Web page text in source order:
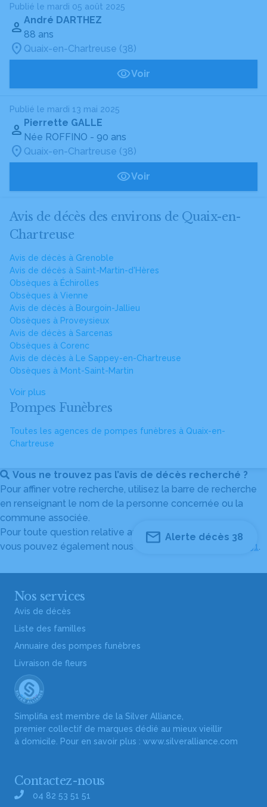
Publié le mardi 05 août 2025
André DARTHEZ
88 ans
Quaix-en-Chartreuse (38)
Voir
Publié le mardi 13 mai 2025
Pierrette GALLE
Née ROFFINO - 90 ans
Quaix-en-Chartreuse (38)
Voir
Avis de décès des environs de Quaix-en-
Chartreuse
Avis de décès à Grenoble
Avis de décès à Saint-Martin-d'Hères
Obsèques à Échirolles
Obsèques à Vienne
Avis de décès à Bourgoin-Jallieu
Obsèques à Proveysieux
Avis de décès à Sarcenas
Obsèques à Corenc
Avis de décès à Le Sappey-en-Chartreuse
Obsèques à Mont-Saint-Martin
Voir plus
Pompes Funèbres
Toutes les agences de pompes funèbres à Quaix-en-
Chartreuse
Vous ne trouvez pas l’avis de décès recherché ?
Pour affiner votre recherche, utilisez la barre de recherche
en renseignant le nom de la personne concernée ou la
commune associée.
Pour toute question relative au fonctionnement du site,
vous pouvez également nous contacter au
04 82 53 51 51.
Alerte décès 38
Nos services
Avis de décès
Liste des familles
Annuaire des pompes funèbres
Livraison de fleurs
Simplifia est membre de la Silver Alliance,
premier collectif de marques dédié au mieux vieillir
à domicile. Pour en savoir plus : www.silveralliance.com
Contactez-nous
04 82 53 51 51